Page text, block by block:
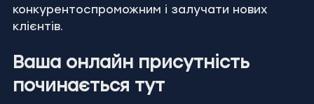
конкурентоспроможним і залучати нових
клієнтів.
Ваша онлайн присутність
починається тут